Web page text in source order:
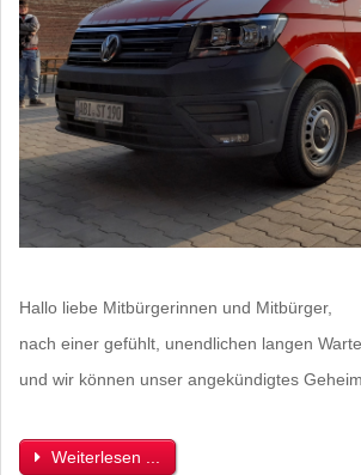
Hallo liebe Mitbürgerinnen und Mitbürger,
nach einer gefühlt, unendlichen langen
und wir können unser angekündigtes
Weiterlesen ...